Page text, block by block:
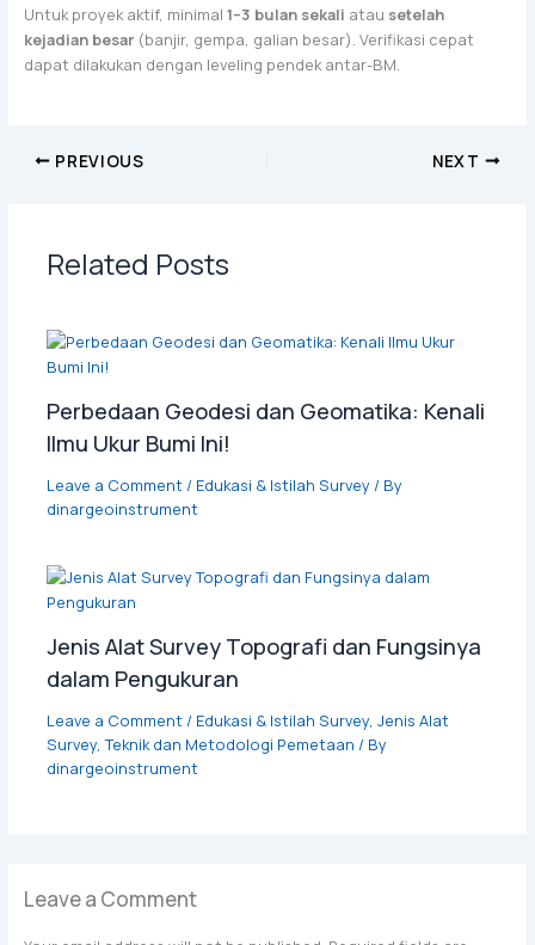
Untuk proyek aktif, minimal 1–3 bulan sekali atau setelah
kejadian besar(banjir, gempa, galian besar). Verifikasi cepat
dapat dilakukan dengan leveling pendek antar-BM.
PREVIOUS NEXT
Related Posts
Perbedaan Geodesi dan Geomatika: Kenali
Ilmu Ukur Bumi Ini!
Leave a Comment/ Edukasi & Istilah Survey/ By
dinargeoinstrument
Jenis Alat Survey Topografi dan Fungsinya
dalam Pengukuran
Leave a Comment/ Edukasi & Istilah Survey, Jenis Alat
Survey,Teknik dan Metodologi Pemetaan / By
dinargeoinstrument
Leave a Comment